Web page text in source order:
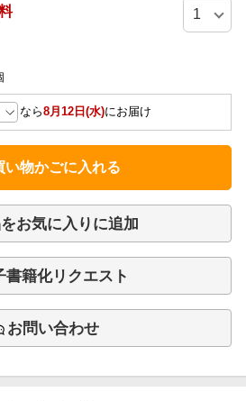
なら8月12日(水)にお届け
い物かごに入れる
お気に入りに追加
書籍化リクエスト
お問い合わせ